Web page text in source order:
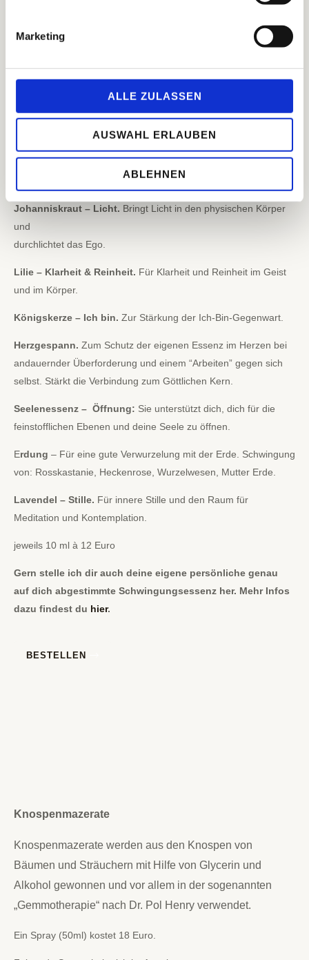
Marketing
ALLE ZULASSEN
AUSWAHL ERLAUBEN
ABLEHNEN
Damaszener Rose.
Das Edle in sich und seinen eigenen Wert
Herzöffnung. Zur Unterstützung des Herzchakras und der
5. Herzkammer, und um in die höhere Schwingung der
universellen Liebe zu kommen.
Seelenkern
Johanniskraut – Licht. Bringt Licht in den physischen Körper
und
durchlichtet das Ego.
Lilie – Klarheit & Reinheit. Für Klarheit und Reinheit im Geist
und im Körper.
Königskerze – Ich bin. Zur Stärkung der Ich-Bin-Gegenwart.
Herzgespann. Zum Schutz der eigenen Essenz im Herzen bei
andauernder Überforderung und einem “Arbeiten” gegen sich
selbst. Stärkt die Verbindung zum Göttlichen Kern.
Seelenessenz – Öffnung: Sie unterstützt dich, dich für die
feinstofflichen Ebenen und deine Seele zu öffnen.
Erdung – Für eine gute Verwurzelung mit der Erde. Schwingung
von: Rosskastanie, Heckenrose, Wurzelwesen, Mutter Erde.
Lavendel – Stille. Für innere Stille und den Raum für
Meditation und Kontemplation.
jeweils 10 ml à 12 Euro
Gern stelle ich dir auch deine eigene persönliche genau
auf dich abgestimmte Schwingungsessenz her. Mehr Infos
dazu findest du hier.
BESTELLEN
Knospenmazerate
Knospenmazerate werden aus den Knospen von
Bäumen und Sträuchern mit Hilfe von Glycerin und
Alkohol gewonnen und vor allem in der sogenannten
„Gemmotherapie“ nach Dr. Pol Henry verwendet.
Ein Spray (50ml) kostet 18 Euro.